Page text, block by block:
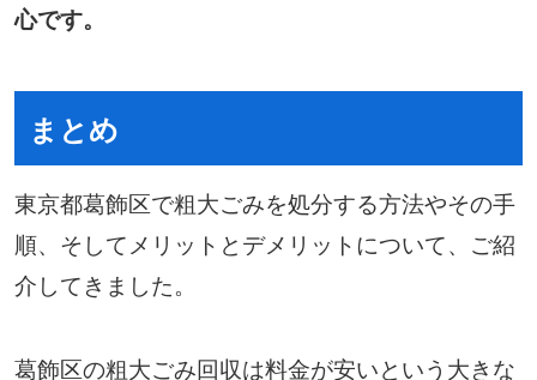
心です。
まとめ
東京都葛飾区で粗大ごみを処分する方法やその手
順、そしてメリットとデメリットについて、ご紹
介してきました。
葛飾区の粗大ごみ回収は料金が安いという大きな